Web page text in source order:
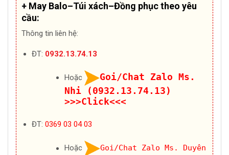
+ May Balo–Túi xách–Đồng phục theo yêu
cầu:
Thông tin liên hệ:
ĐT: 0932.13.74.13
Hoặc
Goi/Chat Zalo Ms.
Nhi (0932.13.74.13)
>>>Click<<<
ĐT: 0369 03 04 03
Hoặc Goi/Chat Zalo Ms. Duyên